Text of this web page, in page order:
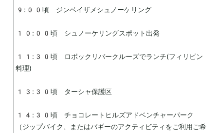
9:00頃　ジンベイザメシュノーケリング
10:00頃　シュノーケリングスポット出発
11:30頃　ロボックリバークルーズでランチ(フィリピン
料理)
13:30頃　ターシャ保護区
14:30頃　チョコレートヒルズアドベンチャーパーク
（ジップバイク、またはバギーのアクティビティをご利用ご希